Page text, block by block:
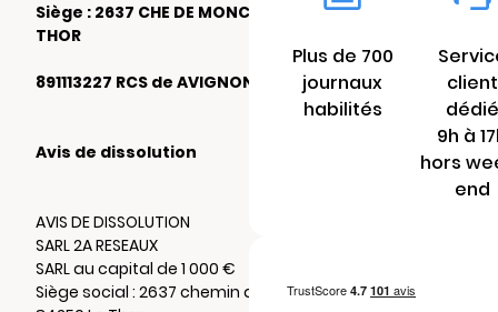
Siège : 2637 CHE DE MONCLAR 84250 LE
THOR
891113227 RCS de AVIGNON
Avis de dissolution
AVIS DE DISSOLUTION
SARL 2A RESEAUX
SARL au capital de 1 000 €
Siège social : 2637 chemin de Monclar -
Plus de 700
journaux
habilités
client
dédié
9h à
hors
end